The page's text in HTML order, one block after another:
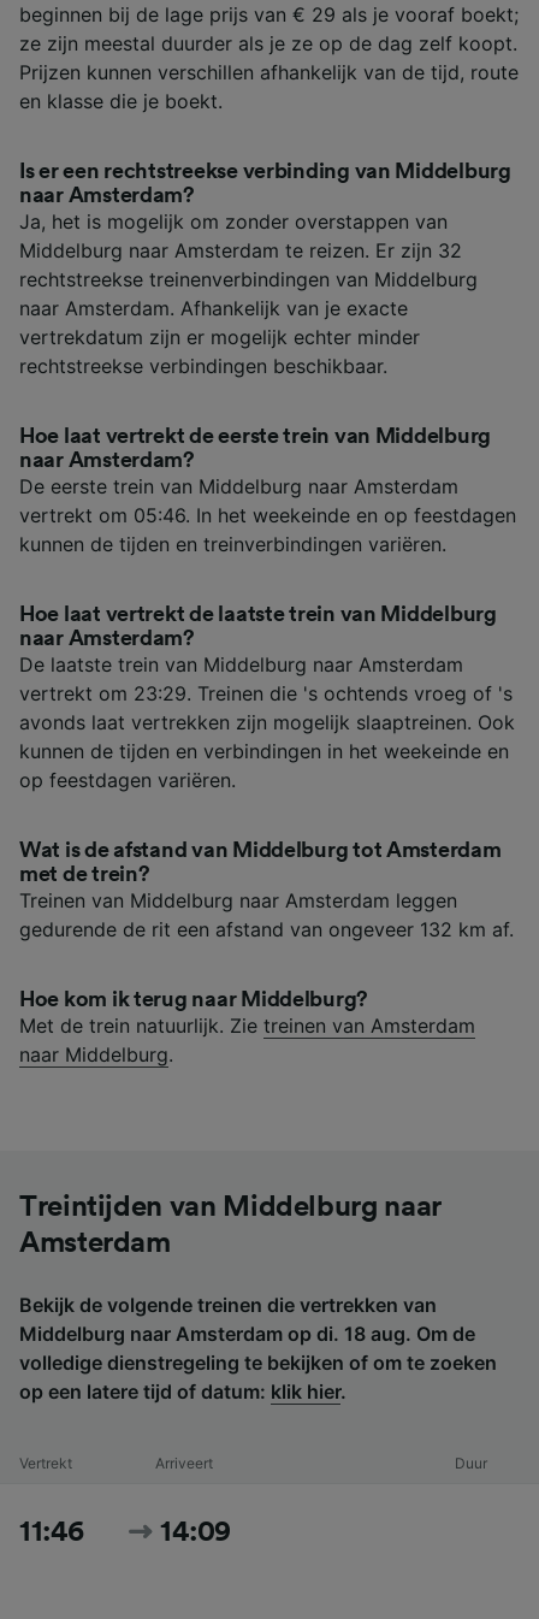
beginnen bij de lage prijs van € 29 als je vooraf boekt;
ze zijn meestal duurder als je ze op de dag zelf koopt.
Prijzen kunnen verschillen afhankelijk van de tijd, route
en klasse die je boekt.
Is er een rechtstreekse verbinding van Middelburg
naar Amsterdam?
Ja, het is mogelijk om zonder overstappen van
Middelburg naar Amsterdam te reizen. Er zijn 32
rechtstreekse treinenverbindingen van Middelburg
naar Amsterdam. Afhankelijk van je exacte
vertrekdatum zijn er mogelijk echter minder
rechtstreekse verbindingen beschikbaar.
Hoe laat vertrekt de eerste trein van Middelburg
naar Amsterdam?
De eerste trein van Middelburg naar Amsterdam
vertrekt om 05:46. In het weekeinde en op feestdagen
kunnen de tijden en treinverbindingen variëren.
Hoe laat vertrekt de laatste trein van Middelburg
naar Amsterdam?
De laatste trein van Middelburg naar Amsterdam
vertrekt om 23:29. Treinen die 's ochtends vroeg of 's
avonds laat vertrekken zijn mogelijk slaaptreinen. Ook
kunnen de tijden en verbindingen in het weekeinde en
op feestdagen variëren.
Wat is de afstand van Middelburg tot Amsterdam
met de trein?
Treinen van Middelburg naar Amsterdam leggen
gedurende de rit een afstand van ongeveer 132 km af.
Hoe kom ik terug naar Middelburg?
Met de trein natuurlijk. Zie treinen van Amsterdam
naar Middelburg.
Treintijden van Middelburg naar
Amsterdam
Bekijk de volgende treinen die vertrekken van
Middelburg naar Amsterdam op di. 18 aug. Om de
volledige dienstregeling te bekijken of om te zoeken
op een latere tijd of datum: klik hier.
Vertrekt Arriveert Duur
11:46 14:09